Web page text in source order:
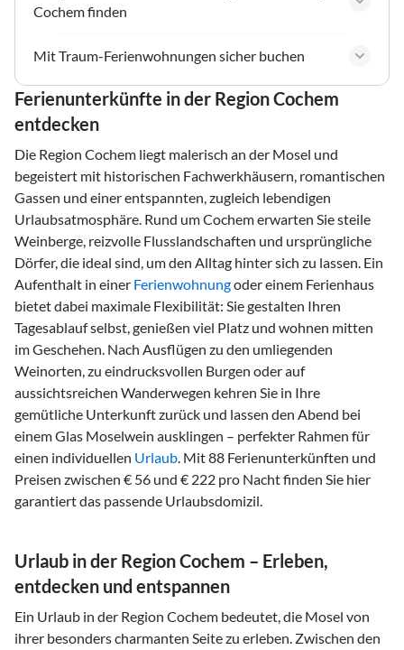
Cochem finden
Mit Traum-Ferienwohnungen sicher buchen
Ferienunterkünfte in der Region Cochem
entdecken
Die Region Cochem liegt malerisch an der Mosel und
begeistert mit historischen Fachwerkhäusern, romantischen
Gassen und einer entspannten, zugleich lebendigen
Urlaubsatmosphäre. Rund um Cochem erwarten Sie steile
Weinberge, reizvolle Flusslandschaften und ursprüngliche
Dörfer, die ideal sind, um den Alltag hinter sich zu lassen. Ein
Aufenthalt in einer Ferienwohnungoder einem Ferienhaus
bietet dabei maximale Flexibilität: Sie gestalten Ihren
Tagesablauf selbst, genießen viel Platz und wohnen mitten
im Geschehen. Nach Ausflügen zu den umliegenden
Weinorten, zu eindrucksvollen Burgen oder auf
aussichtsreichen Wanderwegen kehren Sie in Ihre
gemütliche Unterkunft zurück und lassen den Abend bei
einem Glas Moselwein ausklingen – perfekter Rahmen für
einen individuellen Urlaub. Mit 88 Ferienunterkünften und
Preisen zwischen € 56 und € 222 pro Nacht finden Sie hier
garantiert das passende Urlaubsdomizil.
Urlaub in der Region Cochem – Erleben,
entdecken und entspannen
Ein Urlaub in der Region Cochem bedeutet, die Mosel von
ihrer besonders charmanten Seite zu erleben. Zwischen den